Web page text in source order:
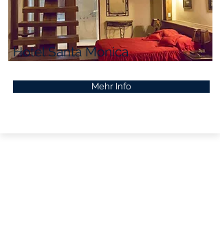
Hotel Santa Monica
Mehr Info